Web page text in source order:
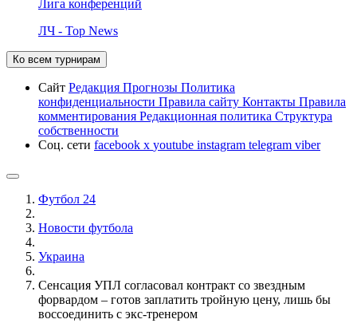
Лига конференций
ЛЧ - Top News
Ко всем турнирам
Сайт Редакция Прогнозы Политика
конфиденциальности Правила сайту Контакты Правила
комментирования Редакционная политика Структура
собственности
Соц. сети facebook x youtube instagram telegram viber
Футбол 24
Новости футбола
Украина
Сенсация УПЛ согласовал контракт со звездным
форвардом – готов заплатить тройную цену, лишь бы
воссоединить с экс-тренером